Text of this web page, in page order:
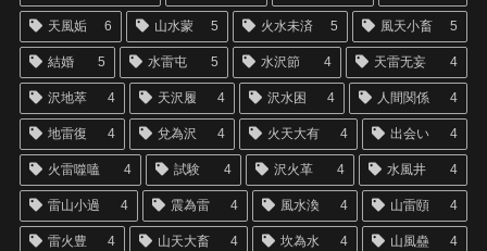
天風姤 6 山水蒙 5 火水未済 5 風天小畜 5
結婚 5 水雷屯 5 水沢節 4 天雷无妄 4
沢地萃 4 天沢履 4 沢水困 4 人間関係 4
地雷復 4 兌為沢 4 火天大有 4 出会い 4
火雷噬嗑 4 試験 4 沢火革 4 水風井 4
雷山小過 4 震為雷 4 風水渙 4 山雷頤 4
雷火豊 4 山天大畜 4 坎為水 4 山風蠱 4